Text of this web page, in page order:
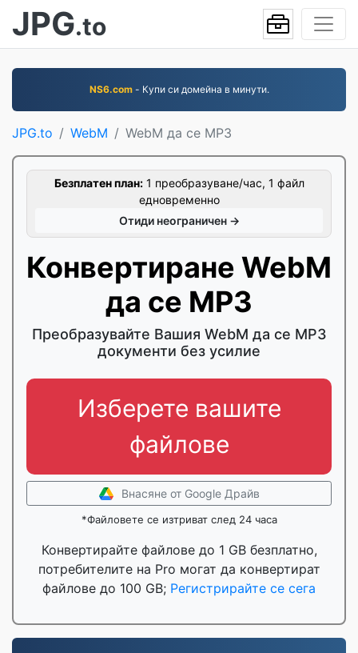
JPG.to
NS6.com- Купи си домейна в минути.
JPG.to WebM WebM да се MP3
Безплатен план:1 преобразуване/час, 1 файл
едновременно
Отиди неограничен →
Конвертиране WebM
да се MP3
Преобразувайте Вашия WebM да се MP3
документи без усилие
Изберете вашите
файлове
Внасяне от Google Драйв
*Файловете се изтриват след 24 часа
Конвертирайте файлове до 1 GB безплатно,
потребителите на Pro могат да конвертират
файлове до 100 GB; Регистрирайте се сега